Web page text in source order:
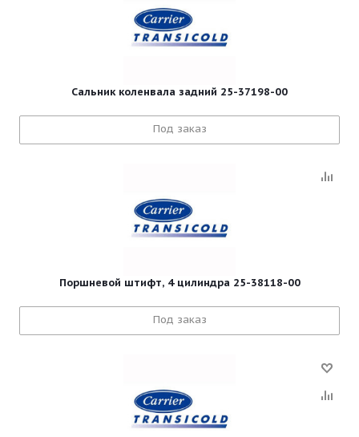
Сальник коленвала задний 25-37198-00
Под заказ
Поршневой штифт, 4 цилиндра 25-38118-00
Под заказ